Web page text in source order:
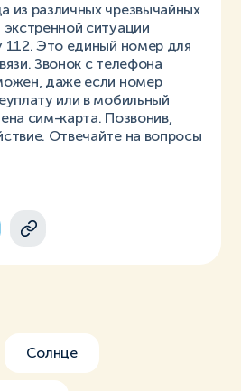
из различных чрезвычайных
ситуации
112. Это единый номер для
Звонок с телефона
даже если номер
или в мобильный
сим-карта. Позвонив,
Отвечайте на вопросы
Солнце